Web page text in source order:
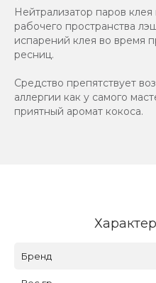
Нейтрализатор паров
рабочего пространства
испарений клея во время
ресниц.
Средство препятствует
аллергии как у самого
приятный аромат кокоса.
Бренд